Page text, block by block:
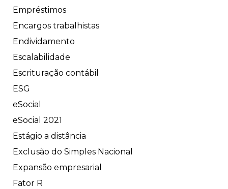
Empréstimos
Encargos trabalhistas
Endividamento
Escalabilidade
Escrituração contábil
ESG
eSocial
eSocial 2021
Estágio a distância
Exclusão do Simples Nacional
Expansão empresarial
Fator R